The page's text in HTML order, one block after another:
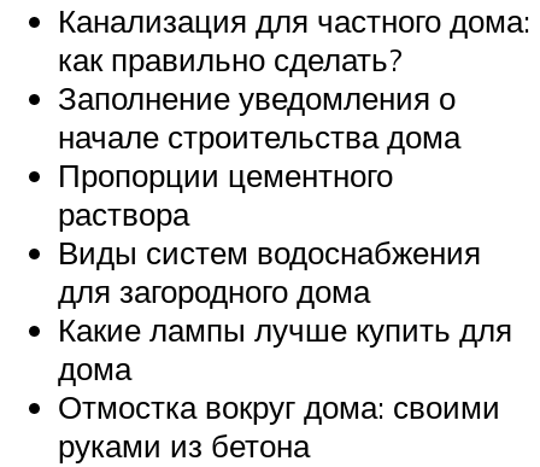
Канализация для частного дома:
как правильно сделать?
Заполнение уведомления о
начале строительства дома
Пропорции цементного
раствора
Виды систем водоснабжения
для загородного дома
Какие лампы лучше купить для
дома
Отмостка вокруг дома: своими
руками из бетона